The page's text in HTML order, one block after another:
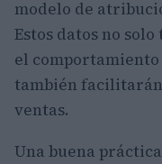
modelo de
Estos datos no
el
también
ventas.
Una buena